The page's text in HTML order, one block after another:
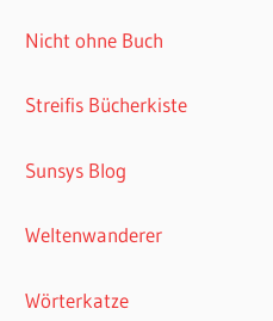
Nicht ohne Buch
Streifis Bücherkiste
Sunsys Blog
Weltenwanderer
Wörterkatze